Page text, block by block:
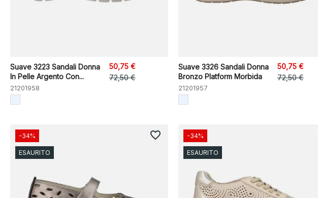
Suave 3223 Sandali Donna
In Pelle Argento Con...
21201958
50,75 €
72,50 €
Suave 3326 Sandali Donna
Bronzo Platform Morbida
21201957
50,75 €
72,50 €
-34%
ESAURITO
favorite_border -34%
ESAURITO